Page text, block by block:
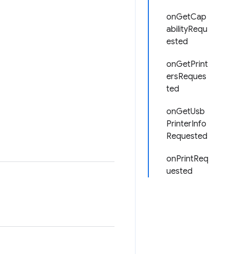
onGetCap
abilityRequ
ested
onGetPrint
ersReques
ted
onGetUsb
PrinterInfo
Requested
onPrintReq
uested